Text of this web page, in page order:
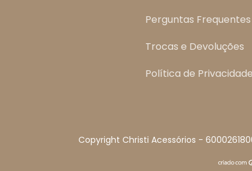
Perguntas Frequentes
Trocas e Devoluções
Política de Privacidade
Copyright Christi Acessórios -